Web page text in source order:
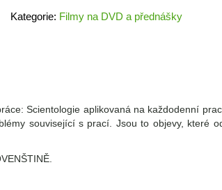
Kategorie: Filmy na DVD a přednášky
Scientologie aplikovaná na každodenní
související s prací. Jsou to objevy, které